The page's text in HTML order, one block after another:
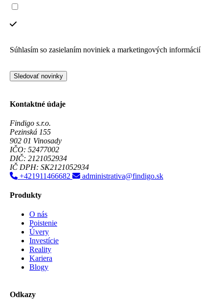
Súhlasím so zasielaním noviniek a marketingových informácií
Sledovať novinky
Kontaktné údaje
Findigo s.r.o.
Pezinská 155
902 01 Vinosady
IČO: 52477002
DIČ: 2121052934
IČ DPH: SK2121052934
+421911466682
administrativa@findigo.sk
Produkty
O nás
Poistenie
Úvery
Investície
Reality
Kariera
Blogy
Odkazy